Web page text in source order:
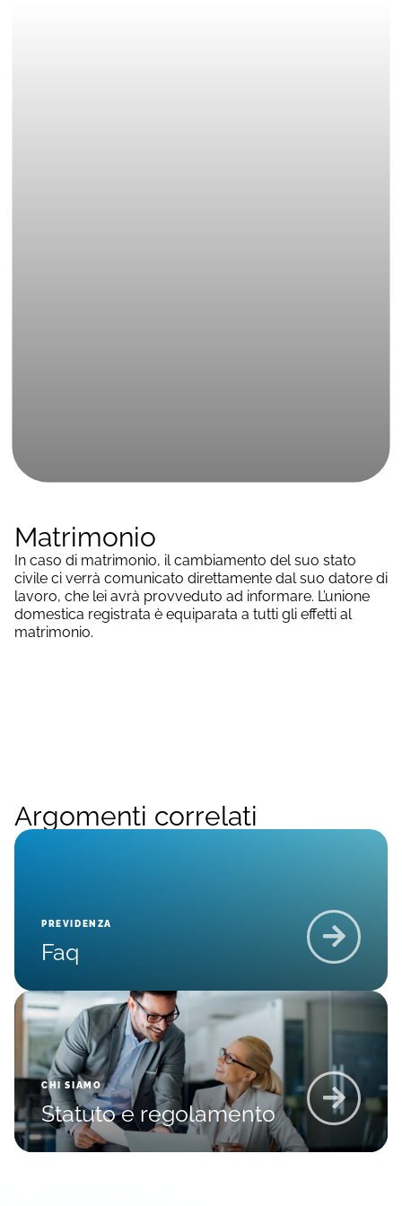
Matrimonio
In caso di matrimonio, il cambiamento del suo stato
civile ci verrà comunicato direttamente dal suo datore di
lavoro, che lei avrà provveduto ad informare. L’unione
domestica registrata è equiparata a tutti gli effetti al
matrimonio.
Argomenti correlati
PREVIDENZA
Faq
CHI SIAMO
Statuto e regolamento